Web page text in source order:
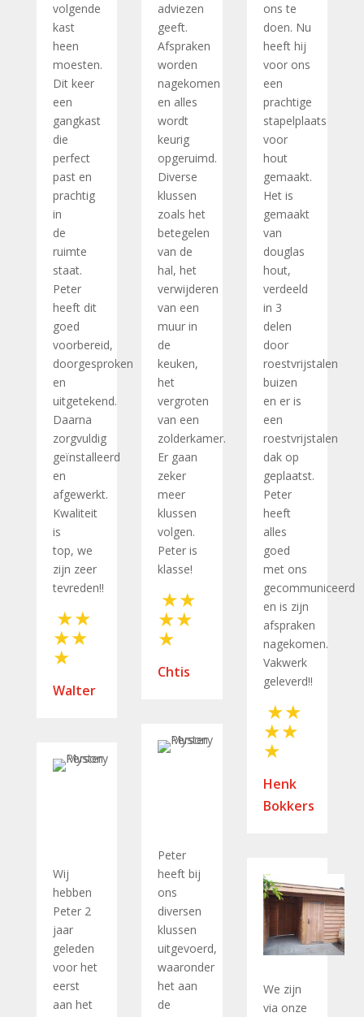
volgende
kast
heen
moesten.
Dit keer
een
gangkast
die
perfect
past en
prachtig
in
de
ruimte
staat.
Peter
heeft dit
goed
voorbereid,
doorgesproken
en
uitgetekend.
Daarna
zorgvuldig
geïnstalleerd
en
afgewerkt.
Kwaliteit
is
top, we
zijn zeer
tevreden!!
Walter
adviezen
geeft.
Afspraken
worden
nagekomen
en alles
wordt
keurig
opgeruimd.
Diverse
klussen
zoals het
betegelen
van de
hal, het
verwijderen
van een
muur in
de
keuken,
het
vergroten
van een
zolderkamer.
Er gaan
zeker
meer
klussen
volgen.
Peter is
klasse!
Chtis
ons te
doen. Nu
heeft hij
voor ons
een
prachtige
stapelplaats
voor
hout
gemaakt.
Het is
gemaakt
van
douglas
hout,
verdeeld
in 3
delen
door
roestvrijstalen
buizen
en er is
een
roestvrijstalen
dak op
geplaatst.
Peter
heeft
alles
goed
met ons
gecommuniceerd
en is zijn
afspraken
nagekomen.
Vakwerk
geleverd!!
Henk
Bokkers
Peter
heeft bij
ons
diversen
klussen
uitgevoerd,
waaronder
het aan
de
Wij
hebben
Peter 2
jaar
geleden
voor het
eerst
aan het
We zijn
via onze